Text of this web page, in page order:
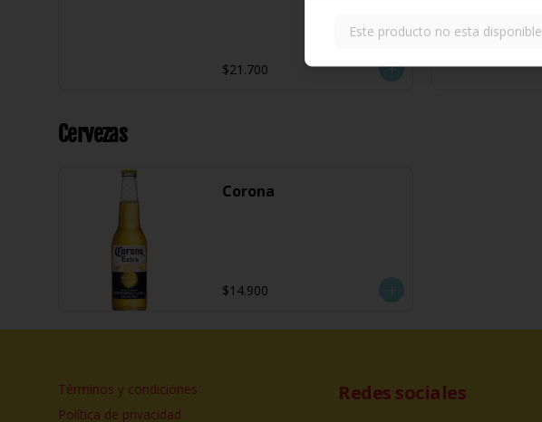
$21.700
Cervezas
Corona
$14.900
Términos y condiciones
Política de privacidad
Redes sociales
Este producto no esta disponible